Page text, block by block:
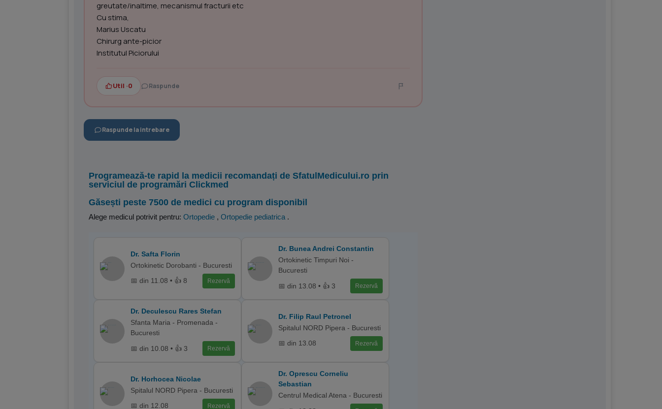
greutate/inaltime, mecanismul fracturii etc
Cu stima,
Marius Uscatu
Chirurg ante-picior
Institutul Piciorului
Util ·0 Raspunde
Raspunde la intrebare
Programează-te rapid la medicii recomandați de SfatulMedicului.ro prin
serviciul de programări Clickmed
Găsești peste 7500 de medici cu program disponibil
Alege medicul potrivit pentru: Ortopedie , Ortopedie pediatrica .
Dr. Safta Florin
Ortokinetic Dorobanti - Bucuresti
📅 din 11.08 • 👍 8
Rezervă
Dr. Bunea Andrei Constantin
Ortokinetic Timpuri Noi -
Bucuresti
📅 din 13.08 • 👍 3
Rezervă
Dr. Deculescu Rares Stefan
Sfanta Maria - Promenada -
Bucuresti
📅 din 10.08 • 👍 3
Rezervă
Dr. Filip Raul Petronel
Spitalul NORD Pipera - Bucuresti
📅 din 13.08
Rezervă
Dr. Horhocea Nicolae
Spitalul NORD Pipera - Bucuresti
📅 din 12.08
Rezervă
Dr. Oprescu Corneliu
Sebastian
Centrul Medical Atena - Bucuresti